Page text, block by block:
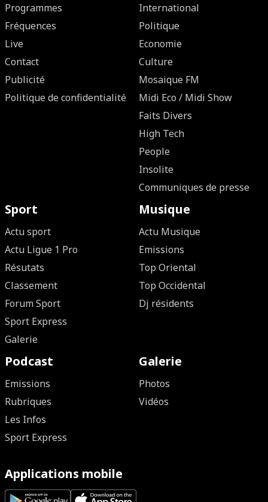
Programmes
Fréquences
Live
Contact
Publicité
Politique de confidentialité
International
Politique
Economie
Culture
Mosaique FM
Midi Eco / Midi Show
Faits Divers
High Tech
People
Insolite
Communiques de presse
Sport
Actu sport
Actu Ligue 1 Pro
Résutats
Classement
Forum Sport
Sport Express
Galerie
Musique
Actu Musique
Emissions
Top Oriental
Top Occidental
Dj résidents
Podcast
Emissions
Rubriques
Les Infos
Sport Express
Galerie
Photos
Vidéos
Applications mobile